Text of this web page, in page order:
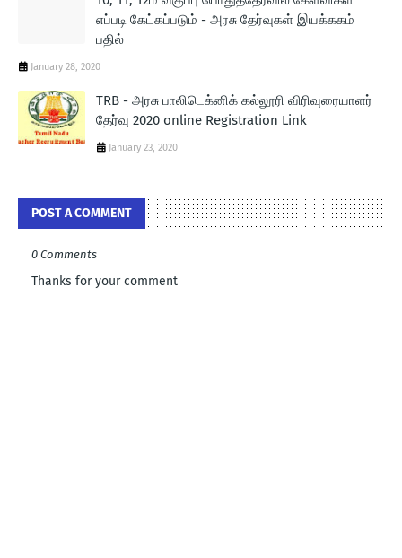
எப்படி கேட்கப்படும் - அரசு தேர்வுகள் இயக்ககம்
பதில்
January 28, 2020
TRB - அரசு பாலிடெக்னிக் கல்லூரி விரிவுரையாளர்
தேர்வு 2020 online Registration Link
January 23, 2020
POST A COMMENT
0 Comments
Thanks for your comment